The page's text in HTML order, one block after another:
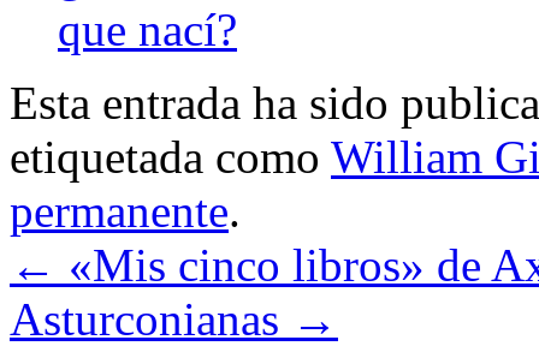
que nací?
Esta entrada ha sido
etiquetada como William
permanente.
← «Mis cinco libros» de
Asturconianas →